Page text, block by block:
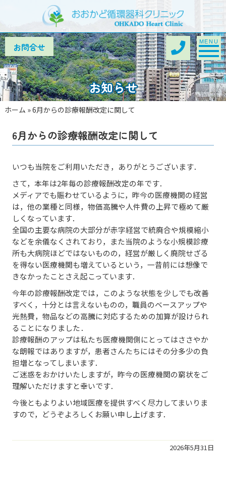
Toggle
MENU
お知らせ
ホーム »6月からの診療報酬改定に関して
6月からの診療報酬改定に関して
いつも当院をご利用いただき，ありがとうございます．
さて，本年は2年毎の診療報酬改定の年です．
メディアでも賑わせているように，昨今の医療機関の経営
は，他の業種と同様，物価高騰や人件費の上昇で極めて厳
しくなっています．
全国の主要な病院の大部分が赤字経営で統廃合や規模縮小
などを余儀なくされており，また当院のような小規模診療
所も大病院ほどではないものの，経営が厳しく廃院せざる
を得ない医療機関も増えているという，一昔前には想像で
きなかったことさえ起こっています．
今年の診療報酬改定では，このような状態を少しでも改善
すべく，十分とは言えないものの，職員のベースアップや
光熱費，物品などの高騰に対応するための加算が設けられ
ることになりました．
診療報酬のアップは私たち医療機関側にとってはささやか
な朗報ではありますが，患者さんたちにはその分多少の負
担増となってしまいます．
ご迷惑をおかけいたしますが，昨今の医療機関の窮状をご
理解いただけますと幸いです．
今後ともよりよい地域医療を提供すべく尽力してまいりま
すので，どうぞよろしくお願い申し上げます．
2026年5月31日